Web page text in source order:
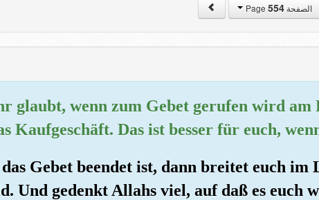
الصفحة Page554
glaubt, wenn zum Gebet gerufen wird
Kaufgeschäft. Das ist besser für euch,
Gebet beendet ist, dann breitet euch
Und gedenkt Allahs viel, auf daß es euch